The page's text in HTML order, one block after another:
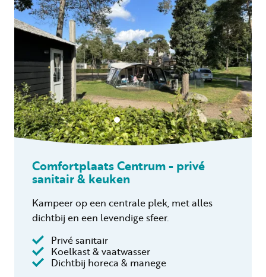
Comfortplaats Centrum - privé
sanitair & keuken
Kampeer op een centrale plek, met alles
dichtbij en een levendige sfeer.
Privé sanitair
Koelkast & vaatwasser
Dichtbij horeca & manege
Inclusief